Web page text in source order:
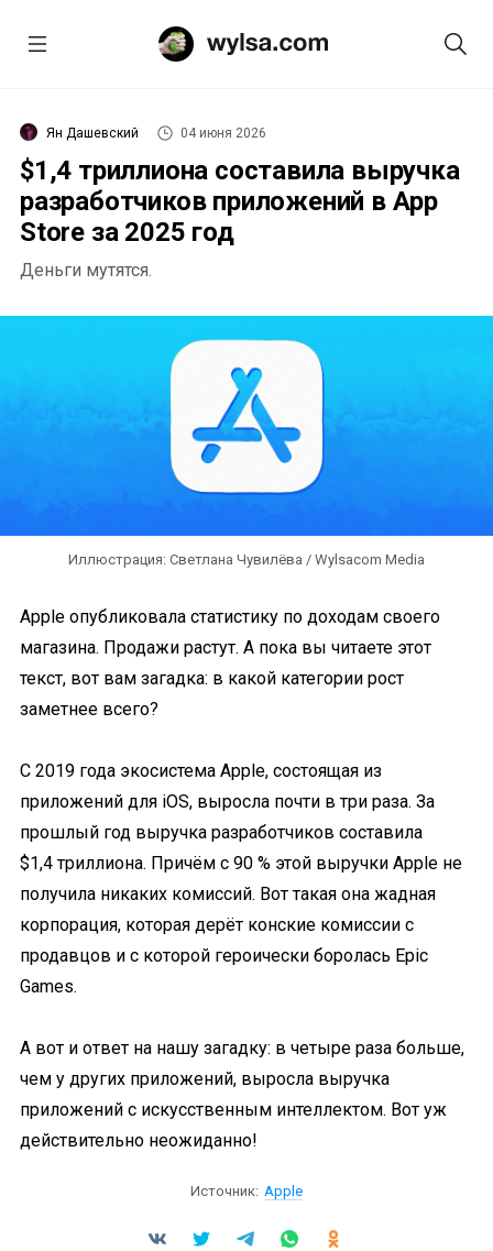
Ян Дашевский 04 июня 2026
$1,4 триллиона составила выручка
разработчиков приложений в App
Store за 2025 год
Деньги мутятся.
Иллюстрация: Светлана Чувилёва / Wylsacom Media
Apple опубликовала статистику по доходам своего
магазина. Продажи растут. А пока вы читаете этот
текст, вот вам загадка: в какой категории рост
заметнее всего?
С 2019 года экосистема Apple, состоящая из
приложений для iOS, выросла почти в три раза. За
прошлый год выручка разработчиков составила
$1,4 триллиона. Причём с 90 % этой выручки Apple не
получила никаких комиссий. Вот такая она жадная
корпорация, которая дерёт конские комиссии с
продавцов и с которой героически боролась Epic
Games.
А вот и ответ на нашу загадку: в четыре раза больше,
чем у других приложений, выросла выручка
приложений с искусственным интеллектом. Вот уж
действительно неожиданно!
Источник: Apple